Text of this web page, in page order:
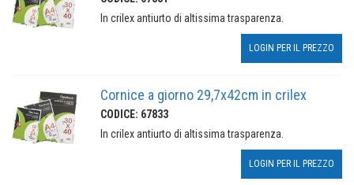
In crilex antiurto di altissima trasparenza.
LOGIN PER IL PREZZO
Cornice a giorno 29,7x42cm in crilex
CODICE: 67833
In crilex antiurto di altissima trasparenza.
LOGIN PER IL PREZZO